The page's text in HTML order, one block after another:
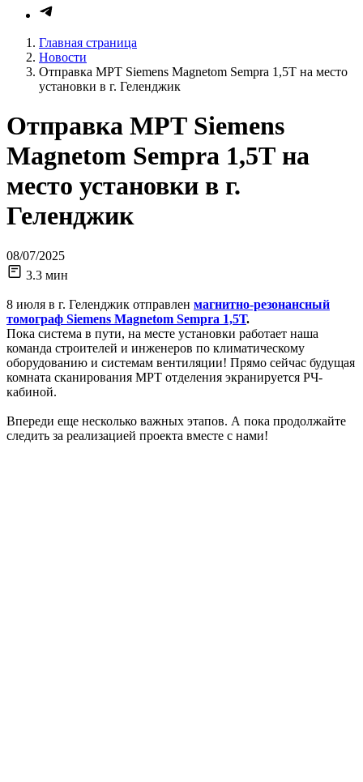
Главная страница
Новости
Отправка МРТ Siemens Magnetom Sempra 1,5Т на место
установки в г. Геленджик
Отправка МРТ Siemens
Magnetom Sempra 1,5Т на
место установки в г.
Геленджик
08/07/2025
3.3 мин
8 июля в г. Геленджик отправлен магнитно-резонансный
томограф Siemens Magnetom Sempra 1,5Т.
Пока система в пути, на месте установки работает наша
команда строителей и инженеров по климатическому
оборудованию и системам вентиляции! Прямо сейчас будущая
комната сканирования МРТ отделения экранируется РЧ-
кабиной.
Впереди еще несколько важных этапов. А пока продолжайте
следить за реализацией проекта вместе с нами!